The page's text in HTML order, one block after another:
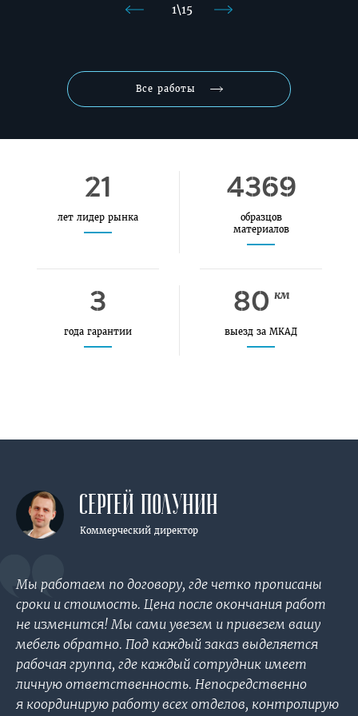
Назад 1\15 Вперед
Все работы
21
лет лидер рынка
4369
образцов
материалов
3
года гарантии
80 км
выезд за МКАД
СЕРГЕЙ ПОЛУНИН
Коммерческий директор
Мы работаем по договору, где четко прописаны
сроки и стоимость. Цена после окончания работ
не изменится! Мы сами увезем и привезем вашу
мебель обратно. Под каждый заказ выделяется
рабочая группа, где каждый сотрудник имеет
личную ответственность. Непосредственно
я координирую работу всех отделов, контролирую